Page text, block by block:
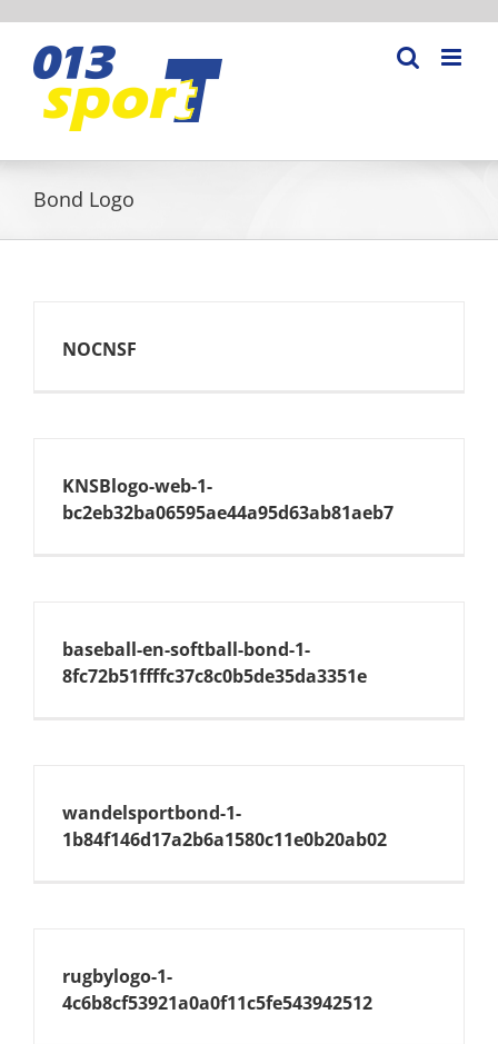
inhoud
Bond Logo
NOCNSF
KNSBlogo-web-1-
bc2eb32ba06595ae44a95d63ab81aeb7
baseball-en-softball-bond-1-
8fc72b51ffffc37c8c0b5de35da3351e
wandelsportbond-1-
1b84f146d17a2b6a1580c11e0b20ab02
rugbylogo-1-
4c6b8cf53921a0a0f11c5fe543942512